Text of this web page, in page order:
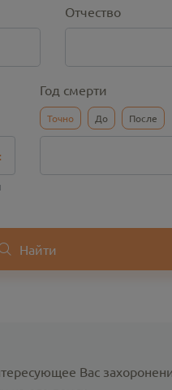
Отчество
Год смерти
Точно До После
Найти
Вас